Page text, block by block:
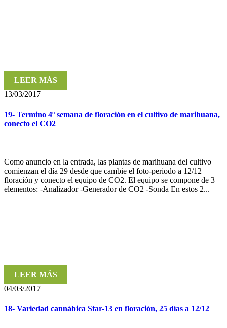
LEER MÁS
13/03/2017
19- Termino 4º semana de floración en el cultivo de marihuana,
conecto el CO2
Como anuncio en la entrada, las plantas de marihuana del cultivo
comienzan el día 29 desde que cambie el foto-periodo a 12/12
floración y conecto el equipo de CO2. El equipo se compone de 3
elementos: -Analizador -Generador de CO2 -Sonda En estos 2...
LEER MÁS
04/03/2017
18- Variedad cannábica Star-13 en floración, 25 días a 12/12